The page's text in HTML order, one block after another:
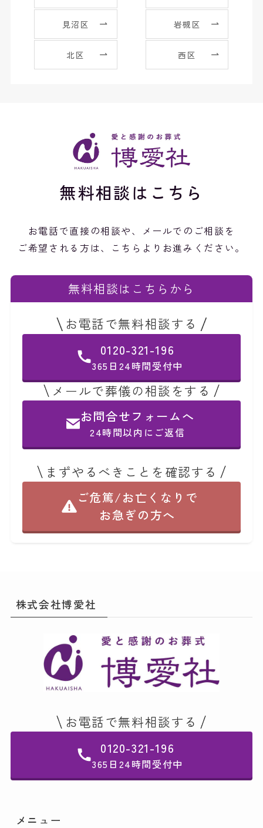
見沼区 岩槻区
北区 西区
無料相談はこちら
お電話で直接の相談や、メールでのご相談を
ご希望される方は、こちらよりお進みください。
無料相談はこちらから
お電話で無料相談する
0120-321-196
365日24時間受付中
メールで葬儀の相談をする
お問合せフォームへ
24時間以内にご返信
まずやるべきことを確認する
ご危篤/お亡くなりで
お急ぎの方へ
株式会社博愛社
お電話で無料相談する
0120-321-196
365日24時間受付中
メニュー